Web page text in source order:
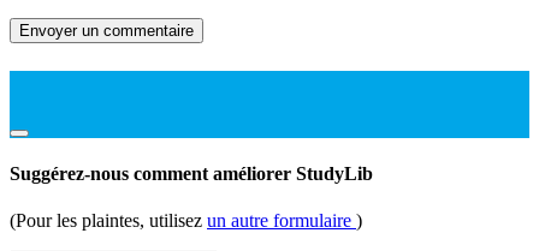
Envoyer un commentaire
Suggérez-nous comment améliorer StudyLib
(Pour les plaintes, utilisez un autre formulaire )